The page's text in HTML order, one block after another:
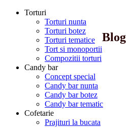
Torturi
Torturi nunta
Torturi botez
Torturi tematice
Tort si monoportii
Compozitii torturi
Candy bar
Concept special
Candy bar nunta
Candy bar botez
Candy bar tematic
Cofetarie
Prajituri la bucata
Blog